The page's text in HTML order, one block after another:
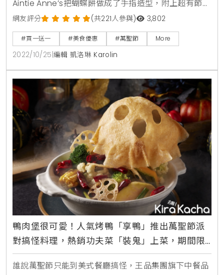
Aintie Anne’s把蝴蝶餅做成了手指造型，附上超有節慶
氛圍的萬聖小物，打卡拍照超應景。同時，也在每間門
市布置超有趣的萬聖節裝飾，要讓小吃貨可以有的吃、
有的拍、開心過節。手指安緹棒是萬聖節打卡必拍甜
點，不僅造型搞怪有趣，食物本身用料也不馬虎，採用
100%天然且富有膳食纖維的地瓜內餡做成，每份都是純
手工新鮮現做，一口咬下地瓜的香氣在口中爆發，甜而
不
網友評分 (共221人參與) 3,802
#買一送一 #美食優惠 #萬聖節 More
2022/10/25 編輯 凱洛琳 Karolin
鴨肉堡很可愛！人氣烤鴨「享鴨」推出萬聖節派
對搞怪料理，熱銷功夫菜「裝鬼」上菜，期間限
定再加碼送「吃驚鴨堡」可愛又好拍
誰說萬聖節只能到美式餐廳搞怪，王品集團旗下中餐品